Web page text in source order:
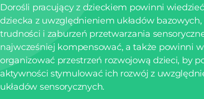
Dorośli pracujący z dzieckiem powinni
dziecka z uwzględnieniem układów
trudności i zaburzeń przetwarzania
najwcześniej kompensować, a także powinni
organizować przestrzeń rozwojową dzieci, by
aktywności stymulować ich rozwój z
układów sensorycznych.